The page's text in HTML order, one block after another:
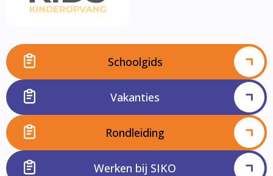
Schoolgids
Vakanties
Rondleiding
Werken bij SIKO